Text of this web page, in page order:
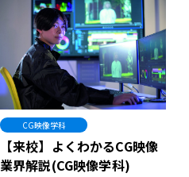
CG映像学科
【来校】よくわかるCG映像
業界解説(CG映像学科)